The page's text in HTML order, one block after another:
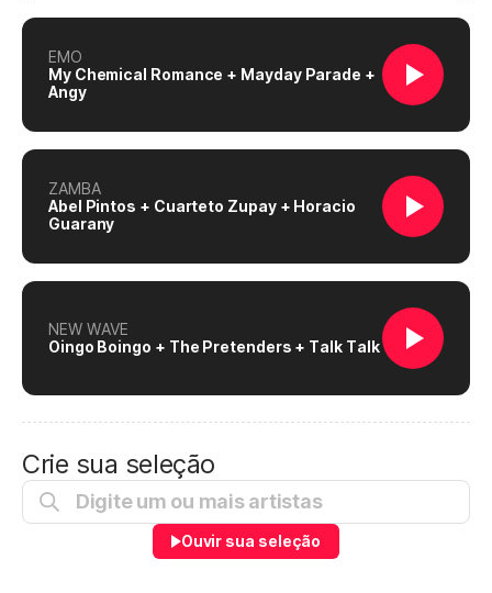
EMO
My Chemical Romance + Mayday Parade +
Angy
ZAMBA
Abel Pintos + Cuarteto Zupay + Horacio
Guarany
NEW WAVE
Oingo Boingo + The Pretenders + Talk Talk
Crie sua seleção
Ouvir sua seleção